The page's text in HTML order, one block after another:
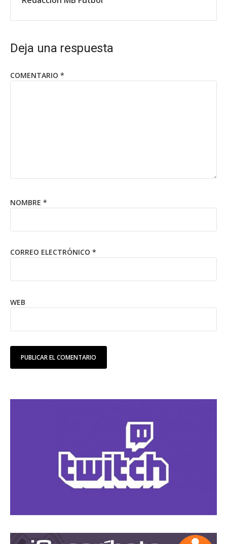
Deja una respuesta
COMENTARIO *
NOMBRE *
CORREO ELECTRÓNICO *
WEB